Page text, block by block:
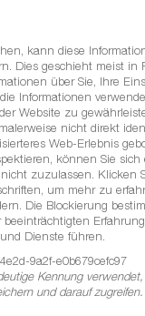
Agricultural Solutions
kann diese
Dies geschieht meist in
über Sie, Ihre
Informationen
Website zu
nicht direkt
Web-Erlebnis
können Sie sich
zuzulassen. Klicken
um mehr zu
Die Blockierung
Dienste führen.
9a2f-e0b679cefc97
Kennung
und darauf zugreifen.